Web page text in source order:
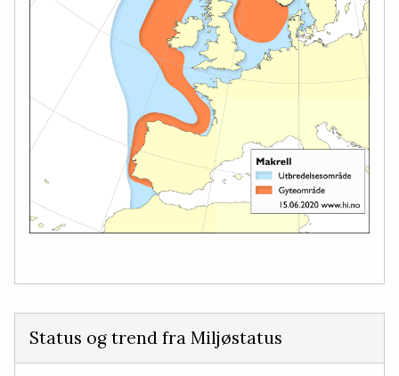
Status og trend fra Miljøstatus